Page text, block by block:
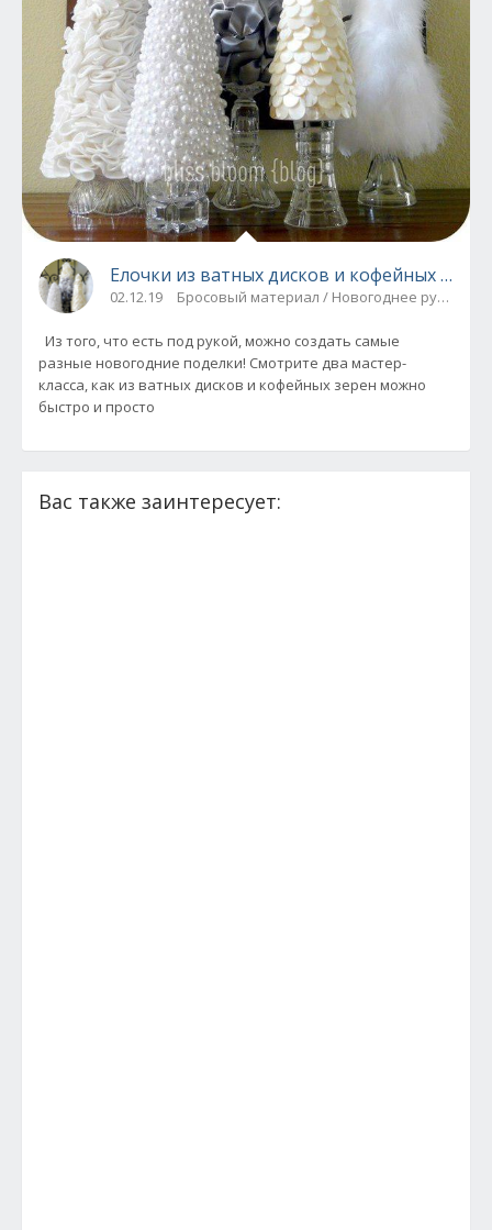
Елочки из ватных дисков и кофейных зерен
02.12.19 Бросовый материал / Новогоднее
Из того, что есть под рукой, можно создать самые
разные новогодние поделки! Смотрите два мастер-
класса, как из ватных дисков и кофейных зерен можно
быстро и просто
Вас также заинтересует: